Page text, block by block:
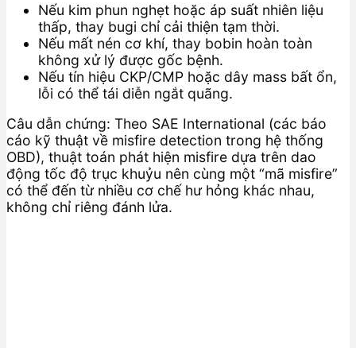
Nếu kim phun nghẹt hoặc áp suất nhiên liệu
thấp, thay bugi chỉ cải thiện tạm thời.
Nếu mất nén cơ khí, thay bobin hoàn toàn
không xử lý được gốc bệnh.
Nếu tín hiệu CKP/CMP hoặc dây mass bất ổn,
lỗi có thể tái diễn ngắt quãng.
Câu dẫn chứng: Theo SAE International (các báo
cáo kỹ thuật về misfire detection trong hệ thống
OBD), thuật toán phát hiện misfire dựa trên dao
động tốc độ trục khuỷu nên cùng một “mã misfire”
có thể đến từ nhiều cơ chế hư hỏng khác nhau,
không chỉ riêng đánh lửa.